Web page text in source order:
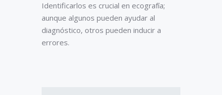
Identificarlos es crucial en ecografía;
aunque algunos pueden ayudar al
diagnóstico, otros pueden inducir a
errores.